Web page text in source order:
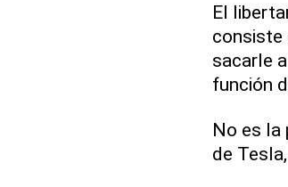
El
consiste
sacarle
función
No es la
de